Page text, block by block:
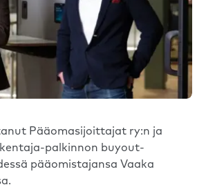
Pääomasijoittajat ry:n ja
palkinnon buyout-
pääomistajansa Vaaka